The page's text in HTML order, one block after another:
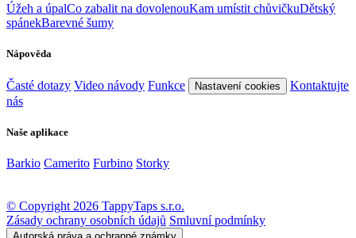
Úžeh a úpalCo zabalit na dovolenouKam umístit chůvičkuDětský
spánekBarevné šumy
Nápověda
Časté dotazy Video návody Funkce Nastavení cookies
Kontaktujte
nás
Naše aplikace
Barkio Camerito Furbino Storky
© Copyright 2026 TappyTaps s.r.o.
Zásady ochrany osobních údajů Smluvní podmínky